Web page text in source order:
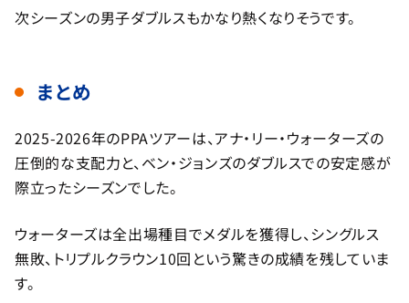
次シーズンの男子ダブルスもかなり熱くなりそうです。
まとめ
2025-2026年のPPAツアーは、アナ・リー・ウォーターズの
圧倒的な支配力と、ベン・ジョンズのダブルスでの安定感が
際立ったシーズンでした。
ウォーターズは全出場種目でメダルを獲得し、シングルス
無敗、トリプルクラウン10回という驚きの成績を残していま
す。